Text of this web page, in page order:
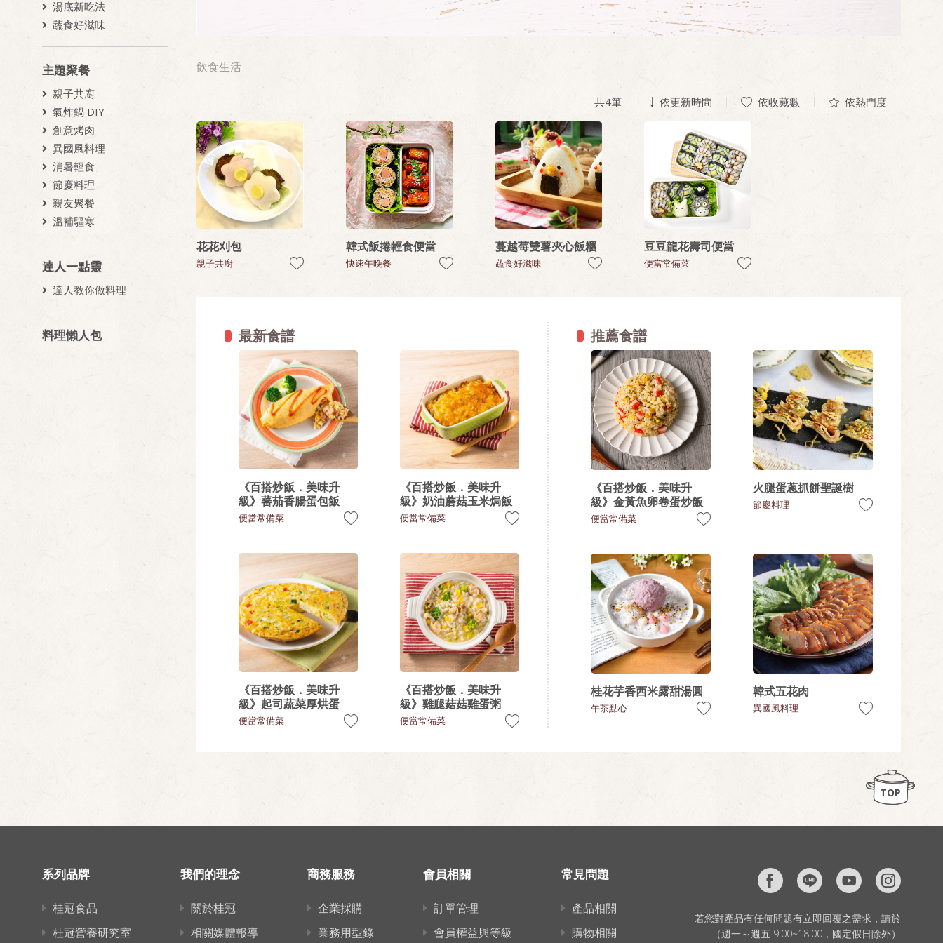
湯底新吃法
蔬食好滋味
主題聚餐
親子共廚
氣炸鍋 DIY
創意烤肉
異國風料理
消暑輕食
節慶料理
親友聚餐
溫補驅寒
達人一點靈
達人教你做料理
料理懶人包
飲食生活
共4筆 依更新時間 依收藏數 依熱門度
花花刈包
親子共廚
韓式飯捲輕食便當
快速午晚餐
蔓越莓雙薯夾心飯糰
蔬食好滋味
豆豆龍花壽司便當
便當常備菜
最新食譜
《百搭炒飯．美味升
級》蕃茄香腸蛋包飯
便當常備菜
《百搭炒飯．美味升
級》奶油蘑菇玉米焗飯
便當常備菜
《百搭炒飯．美味升
級》起司蔬菜厚烘蛋
便當常備菜
《百搭炒飯．美味升
級》雞腿菇菇雞蛋粥
便當常備菜
推薦食譜
《百搭炒飯．美味升
級》金黃魚卵卷蛋炒飯
便當常備菜
火腿蛋蔥抓餅聖誕樹
節慶料理
桂花芋香西米露甜湯圓
午茶點心
韓式五花肉
異國風料理
TOP
系列品牌
桂冠食品
桂冠營養研究室
我們的理念
關於桂冠
相關媒體報導
商務服務
企業採購
業務用型錄
會員相關
訂單管理
會員權益與等級
常見問題
產品相關
購物相關
若您對產品有任何問題有立即回覆之需求，請於
（週一～週五 9:00~18:00，國定假日除外）